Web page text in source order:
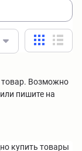
товар. Возможно
или пишите на
купить товары